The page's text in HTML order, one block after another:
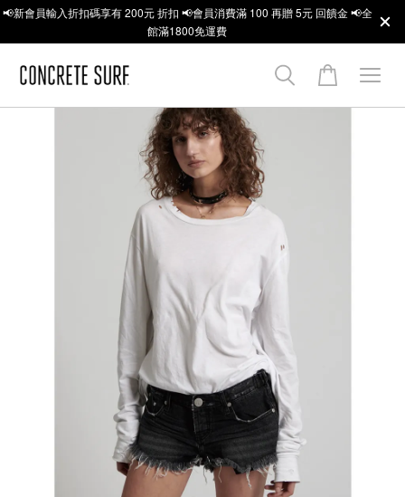
📢新會員輸入折扣碼享有 200元 折扣 📢會員消費滿 100 再贈 5元 回饋金 📢全
館滿1800免運費